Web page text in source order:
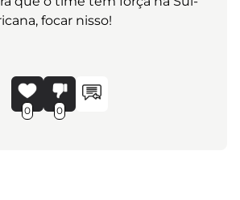
focar nisso!
0 0